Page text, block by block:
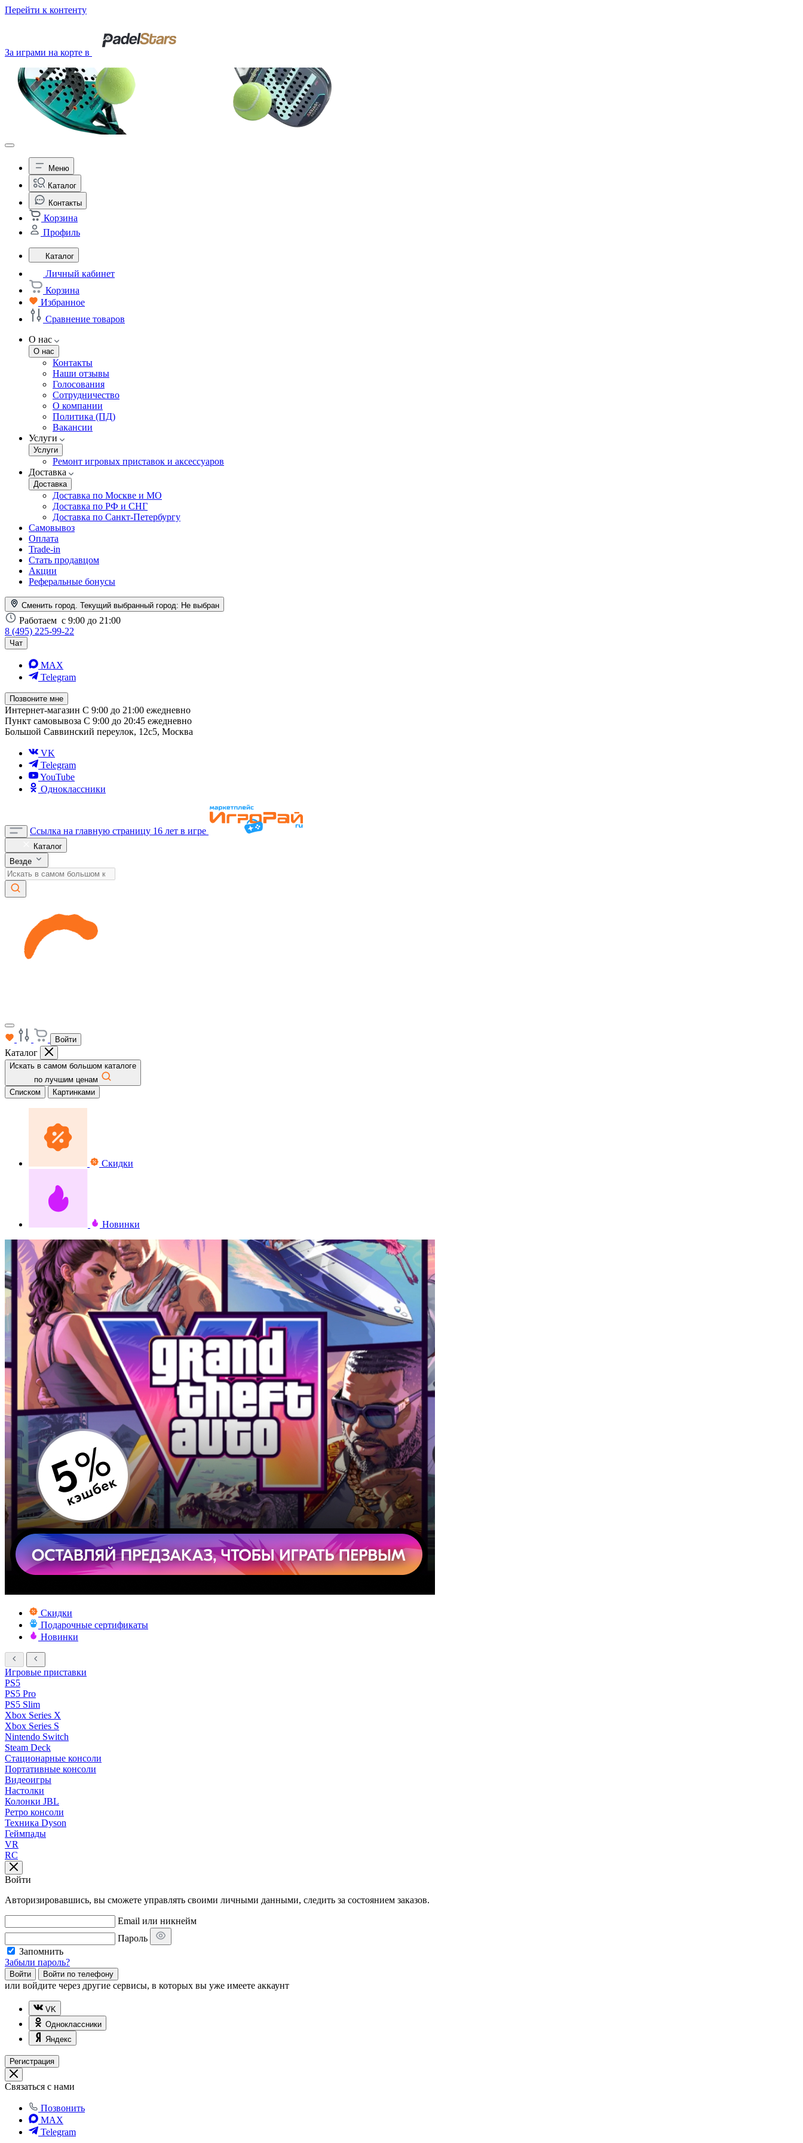
Перейти к контенту
За играми на корте в
Меню
Каталог
Контакты
Корзина
Профиль
Каталог
Личный кабинет
Корзина
Избранное
Сравнение товаров
О нас
О нас
Контакты
Наши отзывы
Голосования
Сотрудничество
О компании
Политика (ПД)
Вакансии
Услуги
Услуги
Ремонт игровых приставок и аксессуаров
Доставка
Доставка
Доставка по Москве и МО
Доставка по РФ и СНГ
Доставка по Санкт-Петербургу
Самовывоз
Оплата
Trade-in
Стать продавцом
Акции
Реферальные бонусы
Сменить город. Текущий выбранный город: Не выбран
Работаем с 9:00 до 21:00
8 (495) 225-99-22
Чат
MAX
Telegram
Позвоните мне
Интернет-магазин С 9:00 до 21:00 ежедневно
Пункт самовывоза С 9:00 до 20:45 ежедневно
Большой Саввинский переулок, 12с5, Москва
VK
Telegram
YouTube
Одноклассники
Ссылка на главную страницу 16 лет в игре
Каталог
Везде
Войти
Каталог
Искать в самом большом каталоге
по лучшим ценам
Списком
Картинками
Скидки
Новинки
Скидки
Подарочные сертификаты
Новинки
Игровые приставки
PS5
PS5 Pro
PS5 Slim
Xbox Series X
Xbox Series S
Nintendo Switch
Steam Deck
Стационарные консоли
Портативные консоли
Видеоигры
Настолки
Колонки JBL
Ретро консоли
Техника Dyson
Геймпады
VR
RC
Войти
Авторизировавшись, вы сможете управлять своими личными данными, следить за состоянием заказов.
Email или никнейм
Пароль
Запомнить
Забыли пароль?
Войти Войти по телефону
или войдите через другие сервисы, в которых вы уже имеете аккаунт
VK
Одноклассники
Яндекс
Регистрация
Связаться с нами
Позвонить
MAX
Telegram